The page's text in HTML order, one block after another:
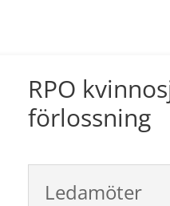
RPO
förlossning
Ledamöter